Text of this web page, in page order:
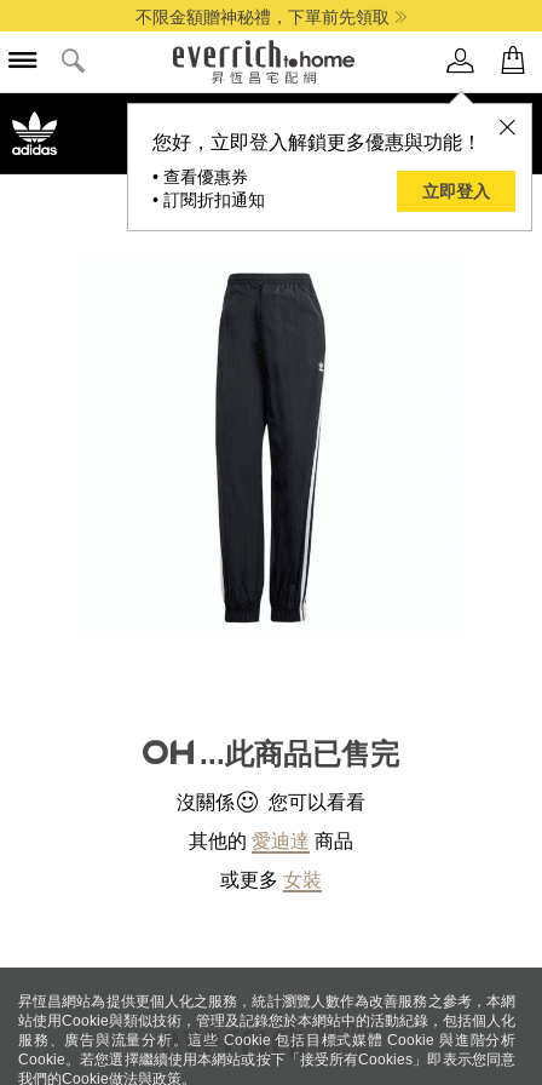
不限金額贈神秘禮，下單前先領取
您好，立即登入解鎖更多優惠與功能！
• 查看優惠券
• 訂閱折扣通知
立即登入
品牌選單
...此商品已售完
沒關係
您可以看看
其他的 愛迪達 商品
或更多 女裝
昇恆昌網站為提供更個人化之服務，統計瀏覽人數作為改善服務之參考，本網
站使用Cookie與類似技術，管理及記錄您於本網站中的活動紀錄，包括個人化
服務、廣告與流量分析。這些 Cookie 包括目標式媒體 Cookie 與進階分析
Cookie。若您選擇繼續使用本網站或按下「接受所有Cookies」即表示您同意
我們的Cookie做法與政策。